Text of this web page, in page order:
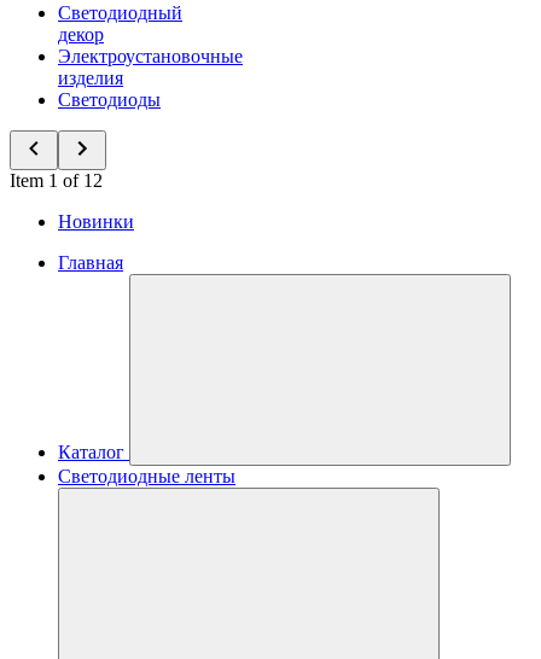
Светодиодный
декор
Электроустановочные
изделия
Светодиоды
Item 1 of 12
Новинки
Главная
Каталог
Светодиодные ленты